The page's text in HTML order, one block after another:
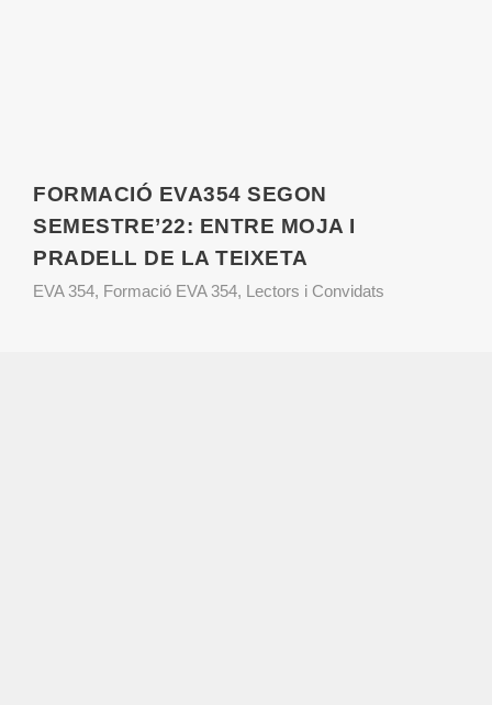
FORMACIÓ EVA354 SEGON
SEMESTRE’22: ENTRE MOJA I
PRADELL DE LA TEIXETA
EVA 354, Formació EVA 354, Lectors i Convidats